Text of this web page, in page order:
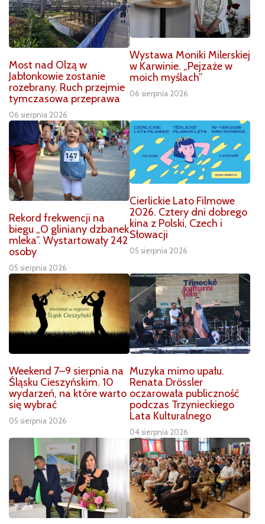
Most nad Olzą w
Jabłonkowie zostanie
rozebrany. Ruch przejmie
tymczasowa przeprawa
06 sierpnia 2026
Wystawa Moniki Milerskiej
w Karwinie. „Pejzaże w
moich myślach”
06 sierpnia 2026
Rekord frekwencji na
biegu „O gliniany dzbanek
mleka”. Wystartowały 242
osoby
05 sierpnia 2026
Cierlickie Lato Filmowe
2026. Cztery dni dobrego
kina z Polski, Czech i
Słowacji
05 sierpnia 2026
Weekend 7–9 sierpnia na
Śląsku Cieszyńskim. 10
wydarzeń, na które warto
się wybrać
05 sierpnia 2026
Muzyka mimo upału.
Renata Drössler
oczarowała publiczność
podczas Trzynieckiego
Lata Kulturalnego
04 sierpnia 2026